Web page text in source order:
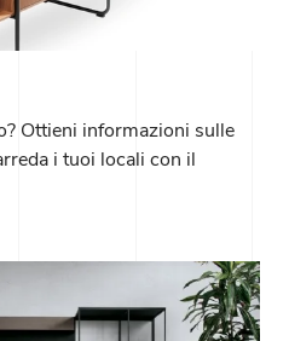
Ottieni informazioni sulle
i tuoi locali con il